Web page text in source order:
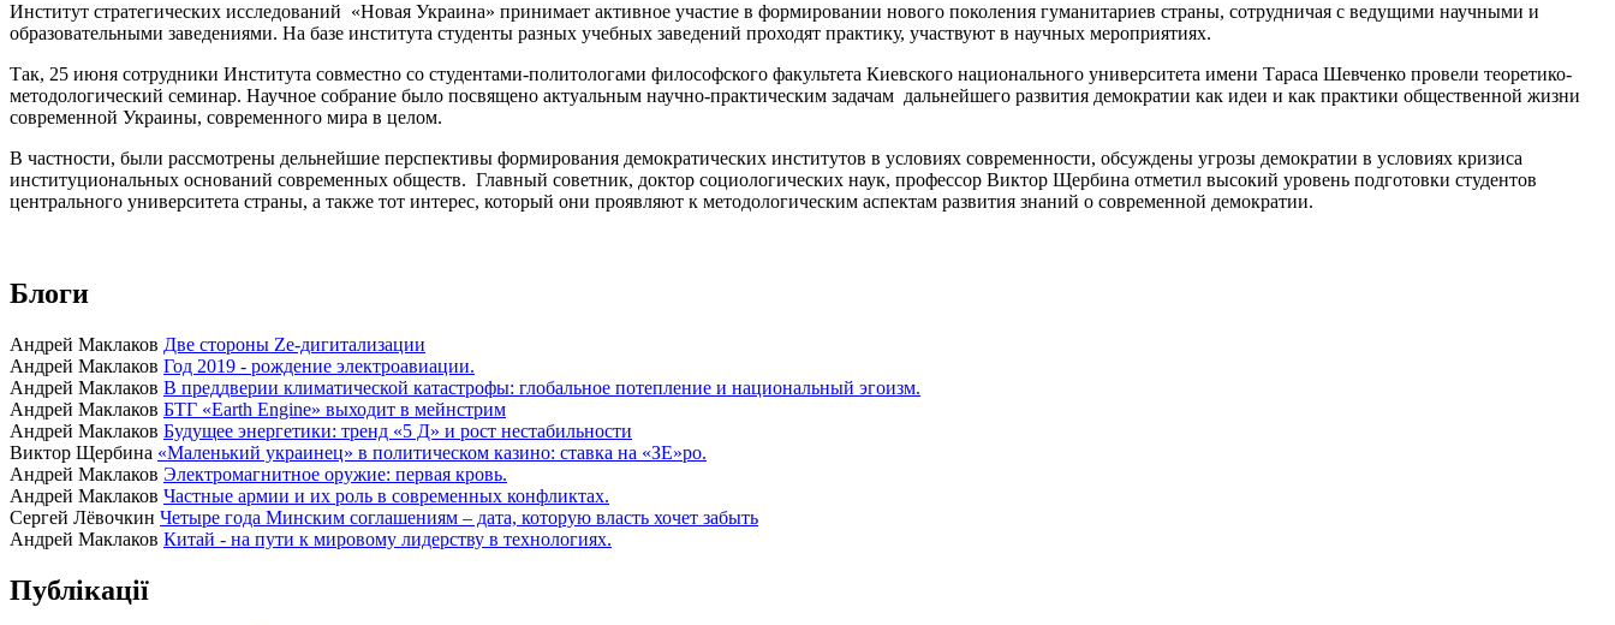
Институт стратегических исследований «Новая Украина» принимает активное участие в формировании нового поколения гуманитариев страны, сотрудничая с ведущими научными и
образовательными заведениями. На базе института студенты разных учебных заведений проходят практику, участвуют в научных мероприятиях.
Так, 25 июня сотрудники Института совместно со студентами-политологами философского факультета Киевского национального университета имени Тараса Шевченко провели теоретико-
методологический семинар. Научное собрание было посвящено актуальным научно-практическим задачам дальнейшего развития демократии как идеи и как практики общественной жизни
современной Украины, современного мира в целом.
В частности, были рассмотрены дельнейшие перспективы формирования демократических институтов в условиях современности, обсуждены угрозы демократии в условиях кризиса
институциональных оснований современных обществ. Главный советник, доктор социологических наук, профессор Виктор Щербина отметил высокий уровень подготовки студентов
центрального университета страны, а также тот интерес, который они проявляют к методологическим аспектам развития знаний о современной демократии.
Блоги
Андрей Маклаков Две стороны Ze-дигитализации
Андрей Маклаков Год 2019 - рождение электроавиации.
Андрей Маклаков В преддверии климатической катастрофы: глобальное потепление и национальный эгоизм.
Андрей Маклаков БТГ «Earth Engine» выходит в мейнстрим
Андрей Маклаков Будущее энергетики: тренд «5 Д» и рост нестабильности
Виктор Щербина «Маленький украинец» в политическом казино: ставка на «ЗЕ»ро.
Андрей Маклаков Электромагнитное оружие: первая кровь.
Андрей Маклаков Частные армии и их роль в современных конфликтах.
Сергей Лёвочкин Четыре года Минским соглашениям – дата, которую власть хочет забыть
Андрей Маклаков Китай - на пути к мировому лидерству в технологиях.
Публікації